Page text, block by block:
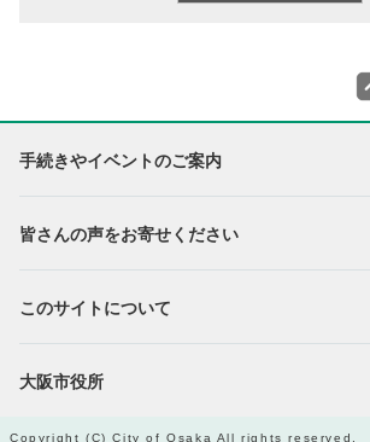
手続きやイベントのご案内
皆さんの声をお寄せください
このサイトについて
大阪市役所
Copyright (C) City of Osaka All rights reserved.